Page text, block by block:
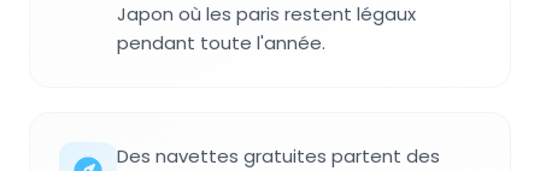
Japon où les paris restent légaux
pendant toute l'année.
Des navettes gratuites partent des